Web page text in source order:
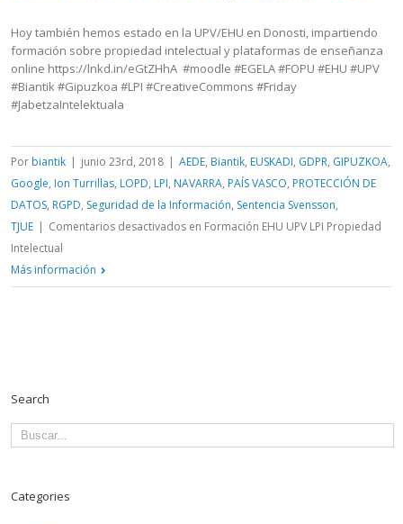
Hoy también hemos estado en la UPV/EHU en Donosti, impartiendo
formación sobre propiedad intelectual y plataformas de enseñanza
online https://lnkd.in/eGtZHhA #moodle #EGELA #FOPU #EHU #UPV
#Biantik #Gipuzkoa #LPI #CreativeCommons #Friday
#JabetzaIntelektuala
Por biantik | junio 23rd, 2018 | AEDE, Biantik, EUSKADI, GDPR, GIPUZKOA,
Google, Ion Turrillas, LOPD, LPI, NAVARRA, PAÍS VASCO, PROTECCIÓN DE
DATOS, RGPD, Seguridad de la Información, Sentencia Svensson,
TJUE | Comentarios desactivados en Formación EHU UPV LPI Propiedad
Intelectual
Más información
Search
Categories